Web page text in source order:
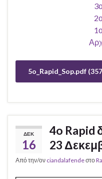
5o_Rapid_Sop.pdf
ΔΕΚ
16
4o Rapid
23
Από την/ον ciandalafendeστο